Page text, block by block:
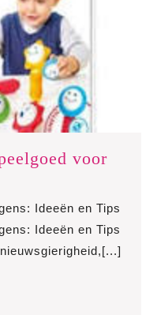
voor
Leerzaam
Ideeën en Tips
Ideeën en Tips